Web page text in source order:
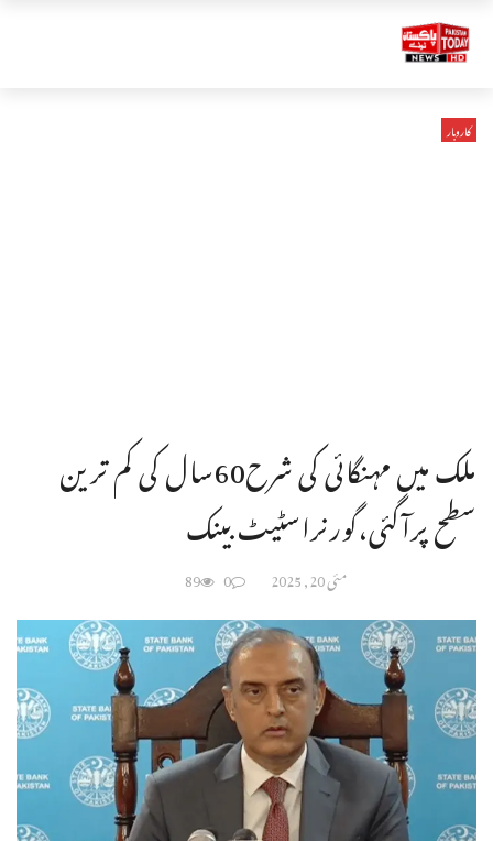
کاروبار
ملک میں مہنگائی کی شرح60سال کی کم ترین
سطح پرآگئی،گورنراسٹیٹ بینک
مئی 20, 2025 0
89